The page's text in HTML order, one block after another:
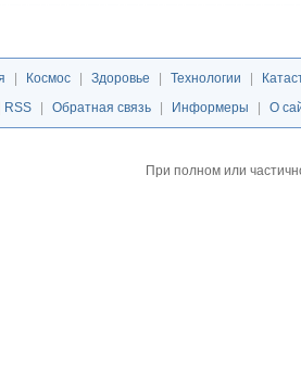
Космос Здоровье Технологии
RSS
Обратная связь Информеры О
При полном или